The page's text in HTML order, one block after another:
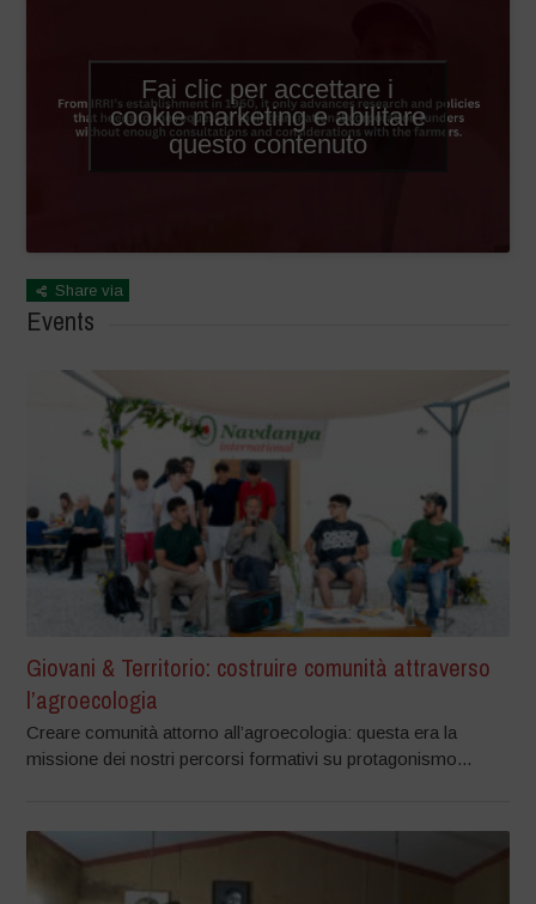
Fai clic per accettare i
cookie marketing e abilitare
questo contenuto
Share via
Events
Giovani & Territorio: costruire comunità attraverso
l’agroecologia
Creare comunità attorno all’agroecologia: questa era la
missione dei nostri percorsi formativi su protagonismo...